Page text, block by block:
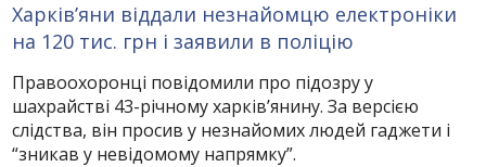
Харків’яни віддали незнайомцю електроніки
на 120 тис. грн і заявили в поліцію
Правоохоронці повідомили про підозру у
шахрайстві 43-річному харків’янину. За версією
слідства, він просив у незнайомих людей гаджети і
“зникав у невідомому напрямку”.